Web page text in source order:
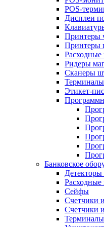
POS-
Дисплеи
Принтеры
Принтеры
Ридеры
Сканеры
Этикет-
Банковское
Сейфы
Счетчики
Счетчики